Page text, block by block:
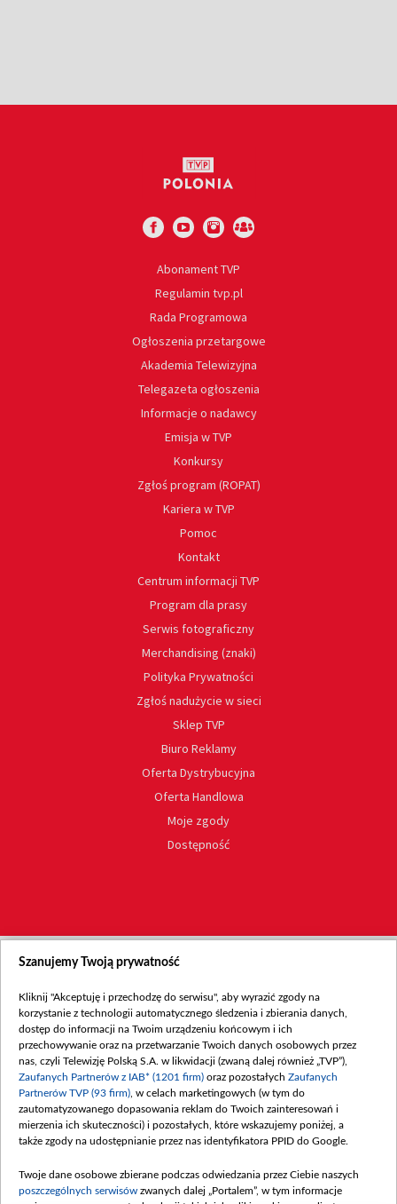
Abonament TVP
Regulamin tvp.pl
Rada Programowa
Ogłoszenia przetargowe
Akademia Telewizyjna
Telegazeta ogłoszenia
Informacje o nadawcy
Emisja w TVP
Konkursy
Zgłoś program (ROPAT)
Kariera w TVP
Pomoc
Kontakt
Centrum informacji TVP
Program dla prasy
Serwis fotograficzny
Merchandising (znaki)
Polityka Prywatności
Zgłoś nadużycie w sieci
Sklep TVP
Biuro Reklamy
Oferta Dystrybucyjna
Oferta Handlowa
Moje zgody
Dostępność
Szanujemy Twoją prywatność
Kliknij "Akceptuję i przechodzę do serwisu", aby wyrazić zgody na
korzystanie z technologii automatycznego śledzenia i zbierania danych,
dostęp do informacji na Twoim urządzeniu końcowym i ich
przechowywanie oraz na przetwarzanie Twoich danych osobowych przez
nas, czyli Telewizję Polską S.A. w likwidacji (zwaną dalej również „TVP”),
Zaufanych Partnerów z IAB* (1201 firm) oraz pozostałych Zaufanych
Partnerów TVP (93 firm) , w celach marketingowych (w tym do
zautomatyzowanego dopasowania reklam do Twoich zainteresowań i
mierzenia ich skuteczności) i pozostałych, które wskazujemy poniżej, a
także zgody na udostępnianie przez nas identyfikatora PPID do Google.
Twoje dane osobowe zbierane podczas odwiedzania przez Ciebie naszych
poszczególnych serwisów zwanych dalej „Portalem”, w tym informacje